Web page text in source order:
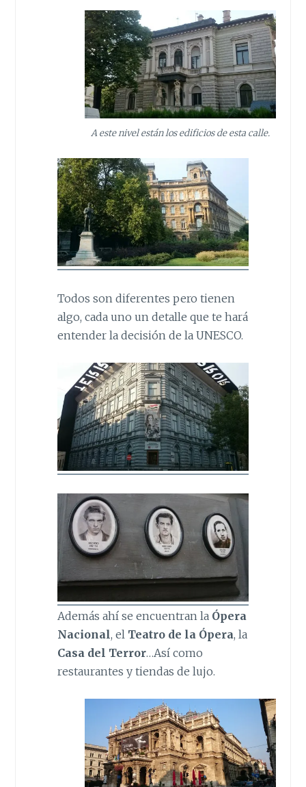
A este nivel están los edificios de esta calle.
Todos son diferentes pero tienen
algo, cada uno un detalle que te hará
entender la decisión de la UNESCO.
Además ahí se encuentran la Ópera
Nacional, el Teatro de la Ópera, la
Casa del Terror…Así como
restaurantes y tiendas de lujo.